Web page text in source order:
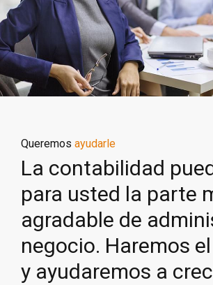
Queremos ayudarle
La contabilidad
para usted la parte
agradable de
negocio. Haremos
y ayudaremos a